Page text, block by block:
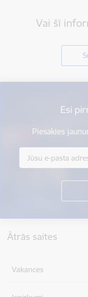
Vai šī
Esi
Piesakies
Ātrās saites
Vakances